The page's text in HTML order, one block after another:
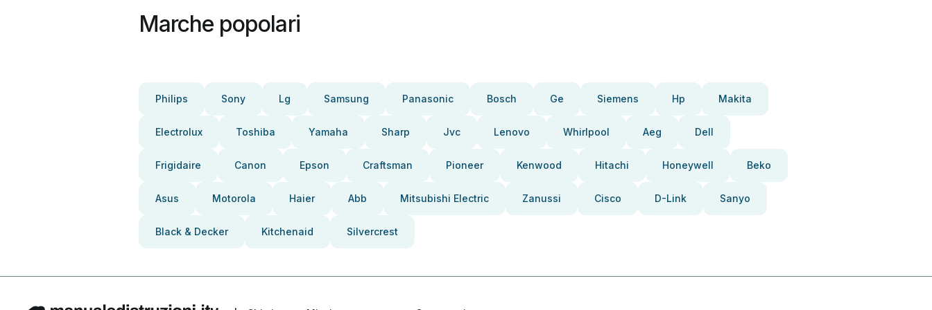
Marche popolari
Philips Sony Lg Samsung Panasonic Bosch Ge Siemens Hp Makita
Electrolux Toshiba Yamaha Sharp Jvc Lenovo Whirlpool Aeg Dell
Frigidaire Canon Epson Craftsman Pioneer Kenwood Hitachi Honeywell Beko
Asus Motorola Haier Abb Mitsubishi Electric Zanussi Cisco D-Link Sanyo
Black & Decker Kitchenaid Silvercrest